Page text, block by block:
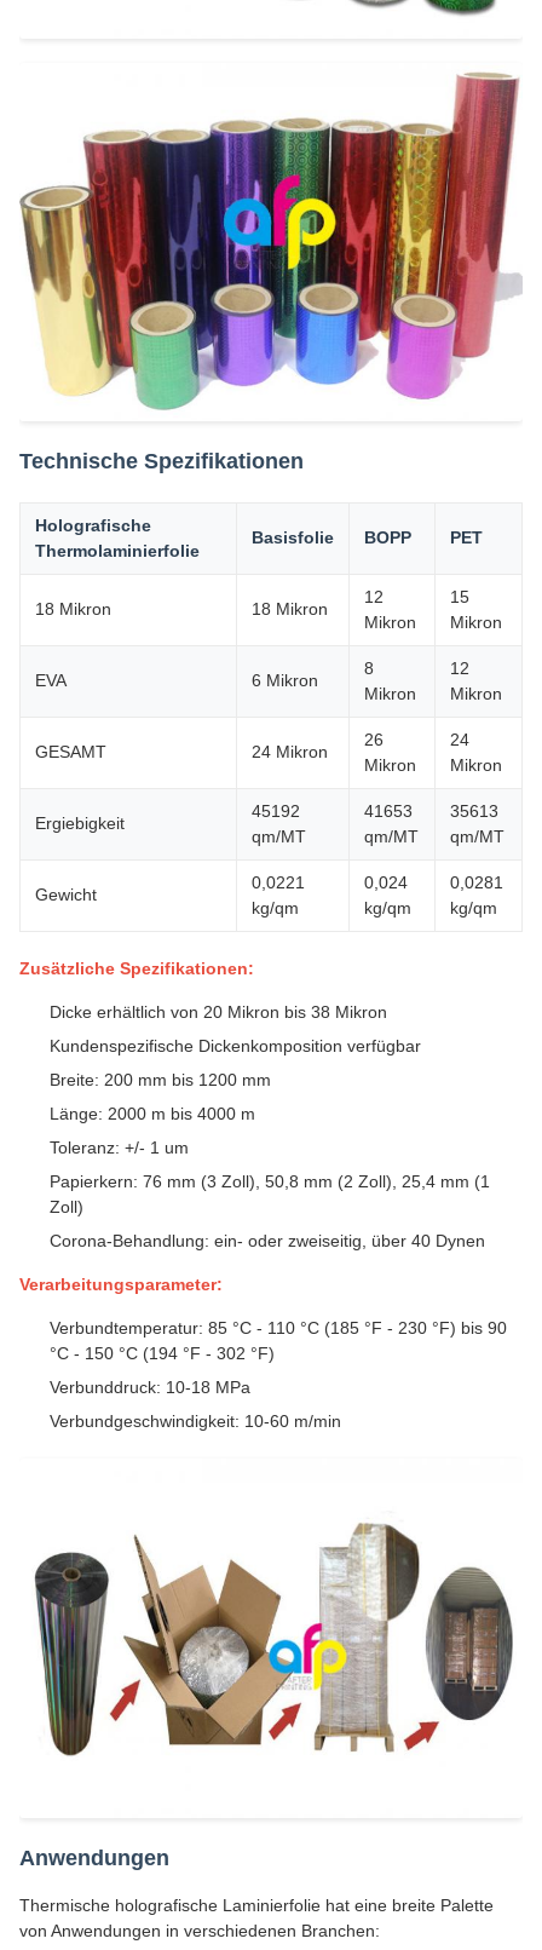
Technische Spezifikationen
Holografische
Thermolaminierfolie
Basisfolie BOPP PET
18 Mikron 18 Mikron
12
Mikron
15
Mikron
EVA 6 Mikron
8
Mikron
12
Mikron
GESAMT 24 Mikron
26
Mikron
24
Mikron
Ergiebigkeit
45192
qm/MT
41653
qm/MT
35613
qm/MT
Gewicht
0,0221
kg/qm
0,024
kg/qm
0,0281
kg/qm
Zusätzliche Spezifikationen:
Dicke erhältlich von 20 Mikron bis 38 Mikron
Kundenspezifische Dickenkomposition verfügbar
Breite: 200 mm bis 1200 mm
Länge: 2000 m bis 4000 m
Toleranz: +/- 1 um
Papierkern: 76 mm (3 Zoll), 50,8 mm (2 Zoll), 25,4 mm (1
Zoll)
Corona-Behandlung: ein- oder zweiseitig, über 40 Dynen
Verarbeitungsparameter:
Verbundtemperatur: 85 °C - 110 °C (185 °F - 230 °F) bis 90
°C - 150 °C (194 °F - 302 °F)
Verbunddruck: 10-18 MPa
Verbundgeschwindigkeit: 10-60 m/min
Anwendungen
Thermische holografische Laminierfolie hat eine breite Palette
von Anwendungen in verschiedenen Branchen: